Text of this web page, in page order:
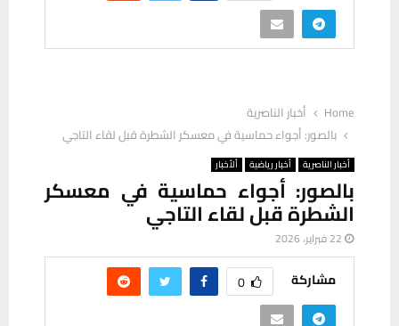
Home
أخبار الناصرية
بالصور: أجواء حماسية في معسكر الشطرة قبل لقاء التاجي
أخبار الناصرية أخبار رياضية ألأخبار
بالصور: أجواء حماسية في معسكر
الشطرة قبل لقاء التاجي
22 فبراير، 2026
مشاركة 0